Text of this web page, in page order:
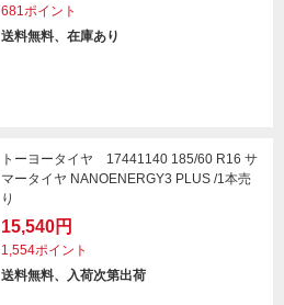
681ポイント
送料無料、在庫あり
トーヨータイヤ 17441140 185/60 R16 サ
マータイヤ NANOENERGY3 PLUS /1本売
り
15,540円
1,554ポイント
送料無料、入荷次第出荷